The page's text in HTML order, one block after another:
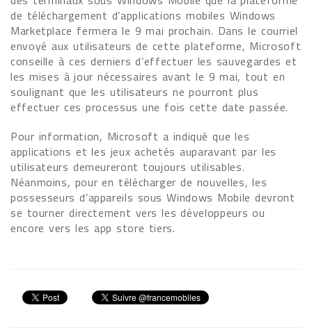
de téléchargement d’applications mobiles Windows
Marketplace fermera le 9 mai prochain. Dans le courriel
envoyé aux utilisateurs de cette plateforme, Microsoft
conseille à ces derniers d’effectuer les sauvegardes et
les mises à jour nécessaires avant le 9 mai, tout en
soulignant que les utilisateurs ne pourront plus
effectuer ces processus une fois cette date passée.
Pour information, Microsoft a indiqué que les
applications et les jeux achetés auparavant par les
utilisateurs demeureront toujours utilisables.
Néanmoins, pour en télécharger de nouvelles, les
possesseurs d’appareils sous Windows Mobile devront
se tourner directement vers les développeurs ou
encore vers les app store tiers.